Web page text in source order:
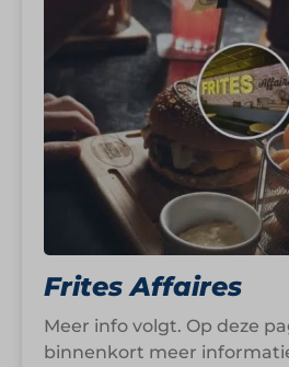
Frites Affaires
Meer info volgt. Op deze
binnenkort meer